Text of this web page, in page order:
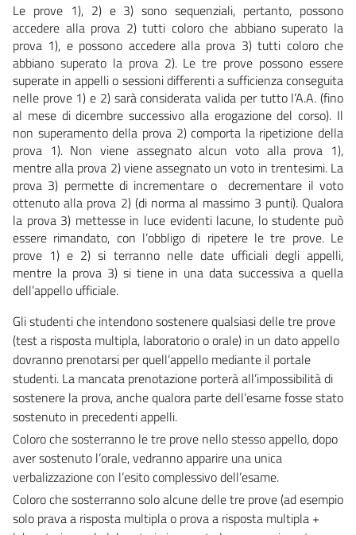
Le prove 1), 2) e 3) sono sequenziali, pertanto, possono
accedere alla prova 2) tutti coloro che abbiano superato la
prova 1), e possono accedere alla prova 3) tutti coloro che
abbiano superato la prova 2). Le tre prove possono essere
superate in appelli o sessioni differenti a sufficienza conseguita
nelle prove 1) e 2) sarà considerata valida per tutto l’A.A. (fino
al mese di dicembre successivo alla erogazione del corso). Il
non superamento della prova 2) comporta la ripetizione della
prova 1). Non viene assegnato alcun voto alla prova 1),
mentre alla prova 2) viene assegnato un voto in trentesimi. La
prova 3) permette di incrementare o decrementare il voto
ottenuto alla prova 2) (di norma al massimo 3 punti). Qualora
la prova 3) mettesse in luce evidenti lacune, lo studente può
essere rimandato, con l’obbligo di ripetere le tre prove. Le
prove 1) e 2) si terranno nelle date ufficiali degli appelli,
mentre la prova 3) si tiene in una data successiva a quella
dell’appello ufficiale.
Gli studenti che intendono sostenere qualsiasi delle tre prove
(test a risposta multipla, laboratorio o orale) in un dato appello
dovranno prenotarsi per quell’appello mediante il portale
studenti. La mancata prenotazione porterà all’impossibilità di
sostenere la prova, anche qualora parte dell’esame fosse stato
sostenuto in precedenti appelli.
Coloro che sosterranno le tre prove nello stesso appello, dopo
aver sostenuto l’orale, vedranno apparire una unica
verbalizzazione con l’esito complessivo dell’esame.
Coloro che sosterranno solo alcune delle tre prove (ad esempio
solo prava a risposta multipla o prova a risposta multipla +